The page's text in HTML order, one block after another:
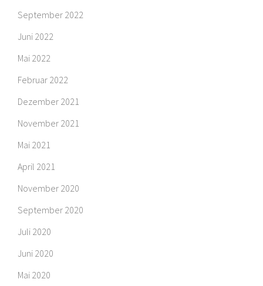
September 2022
Juni 2022
Mai 2022
Februar 2022
Dezember 2021
November 2021
Mai 2021
April 2021
November 2020
September 2020
Juli 2020
Juni 2020
Mai 2020